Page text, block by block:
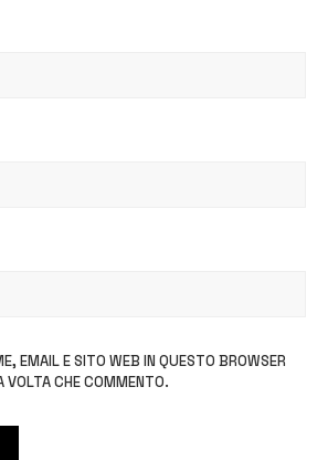
EMAIL E SITO WEB IN QUESTO BROWSER
VOLTA CHE COMMENTO.